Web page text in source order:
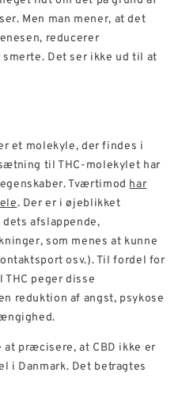
Men man mener, at det
reducerer
Det ser ikke ud til at
et molekyle, der findes i
til THC-molekylet har
Tværtimod har
. Der er i øjeblikket
afslappende,
som menes at kunne
osv.). Til fordel for
peger disse
reduktion af angst, psykose
at præcisere, at CBD ikke er
i Danmark. Det betragtes